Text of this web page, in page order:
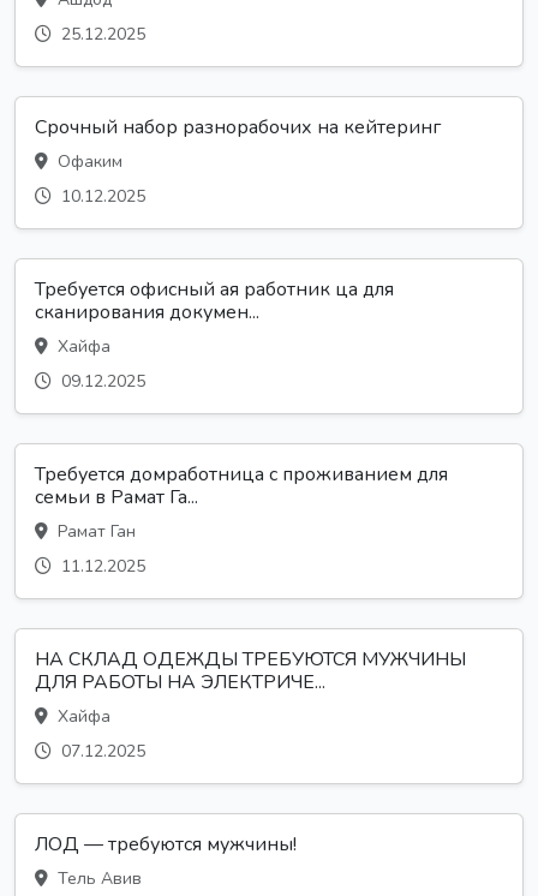
25.12.2025
Срочный набор разнорабочих на кейтеринг
Офаким
10.12.2025
Требуется офисный ая работник ца для
сканирования докумен...
Хайфа
09.12.2025
Требуется домработница с проживанием для
семьи в Рамат Га...
Рамат Ган
11.12.2025
НА СКЛАД ОДЕЖДЫ ТРЕБУЮТСЯ МУЖЧИНЫ
ДЛЯ РАБОТЫ НА ЭЛЕКТРИЧЕ...
Хайфа
07.12.2025
ЛОД — требуются мужчины!
Тель Авив